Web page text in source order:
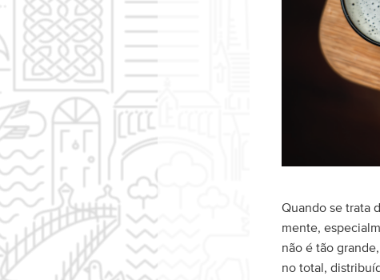
Quando se trata
mente,
não é tão
no total,